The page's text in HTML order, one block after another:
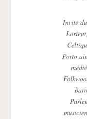
Invité
Porto